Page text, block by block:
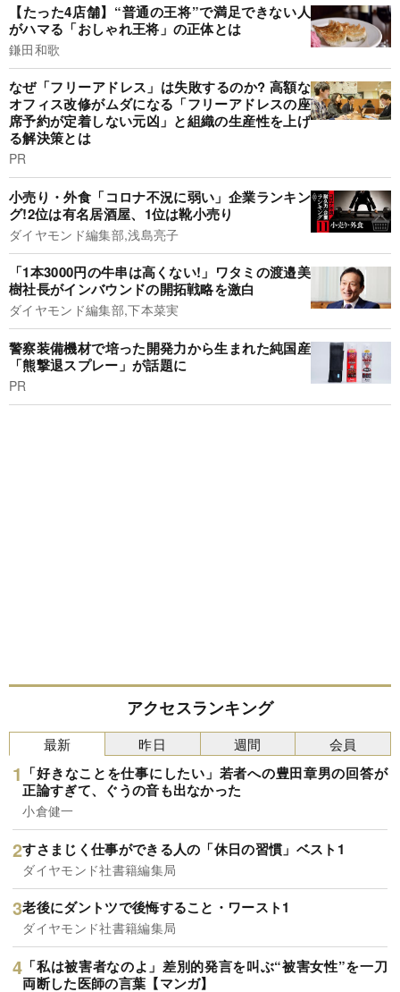
【たった4店舗】“普通の王将”で満足できない人
がハマる「おしゃれ王将」の正体とは
鎌田和歌
なぜ「フリーアドレス」は失敗するのか? 高額な
オフィス改修がムダになる「フリーアドレスの座
席予約が定着しない元凶」と組織の生産性を上げ
る解決策とは
PR
小売り・外食「コロナ不況に弱い」企業ランキン
グ!2位は有名居酒屋、1位は靴小売り
ダイヤモンド編集部,浅島亮子
「1本3000円の牛串は高くない!」ワタミの渡邉美
樹社長がインバウンドの開拓戦略を激白
ダイヤモンド編集部,下本菜実
警察装備機材で培った開発力から生まれた純国産
「熊撃退スプレー」が話題に
PR
アクセスランキング
最新
「好きなことを仕事にしたい」若者への豊田章男の回答が
正論すぎて、ぐうの音も出なかった
小倉健一
すさまじく仕事ができる人の「休日の習慣」ベスト1
ダイヤモンド社書籍編集局
老後にダントツで後悔すること・ワースト1
ダイヤモンド社書籍編集局
「私は被害者なのよ」差別的発言を叫ぶ“被害女性”を一刀
両断した医師の言葉【マンガ】
昨日 週間 会員